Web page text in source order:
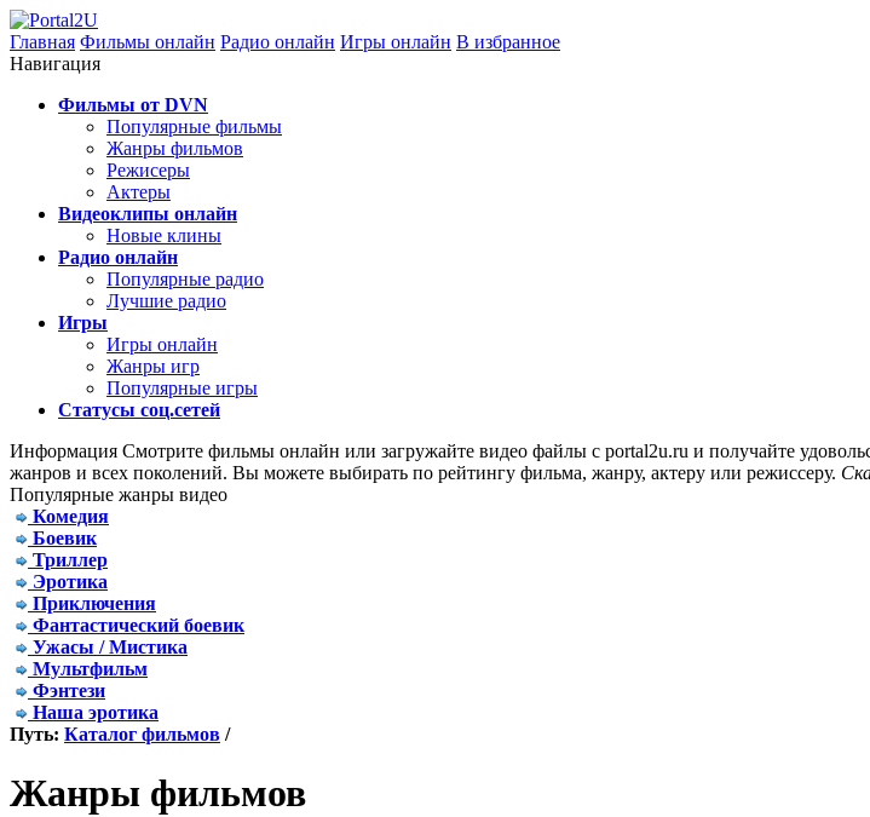
Главная Фильмы онлайн Радио онлайн Игры онлайн В избранное
Навигация
Фильмы от DVN
Популярные фильмы
Жанры фильмов
Режисеры
Актеры
Видеоклипы онлайн
Новые клины
Радио онлайн
Популярные радио
Лучшие радио
Игры
Игры онлайн
Жанры игр
Популярные игры
Статусы соц.сетей
Информация Смотрите фильмы онлайн или загружайте видео файлы с portal2u.ru и получайте
жанров и всех поколений. Вы можете выбирать по рейтингу фильма, жанру, актеру или режиссеру.
Популярные жанры видео
Комедия
Боевик
Триллер
Эротика
Приключения
Фантастический боевик
Ужасы / Мистика
Мультфильм
Фэнтези
Наша эротика
Путь: Каталог фильмов /
Жанры фильмов